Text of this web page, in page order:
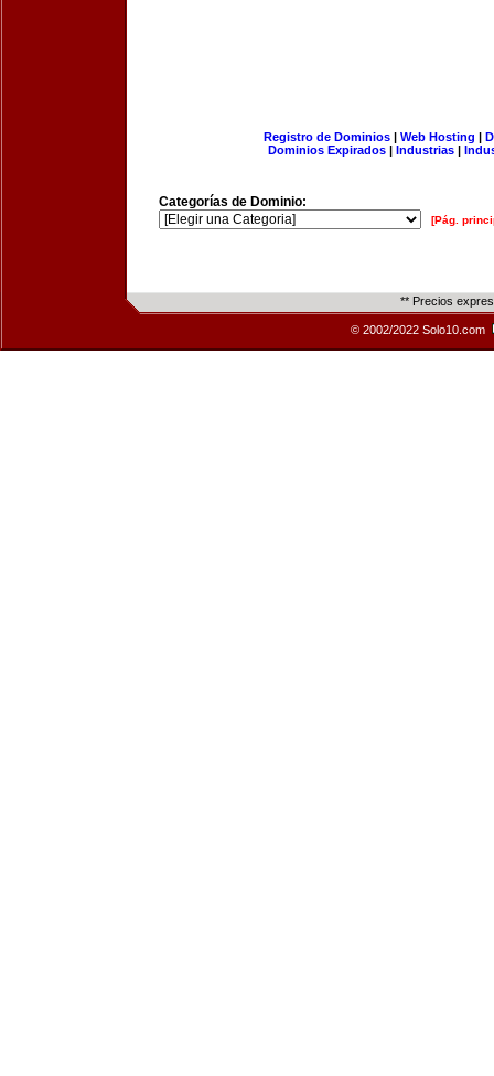
Registro de Dominios| Web Hosting |
Dominios Expirados | Industrias |
Categorías de Dominio:
[Pág.
** Precios
© 2002/2022 Solo10.com